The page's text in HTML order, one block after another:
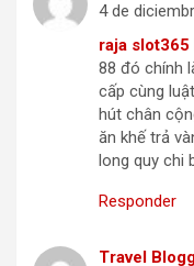
4 de
raja slot365
88 đó chính
cấp cùng
hút chân
ăn khế trả
long quy chi
Responder
Travel